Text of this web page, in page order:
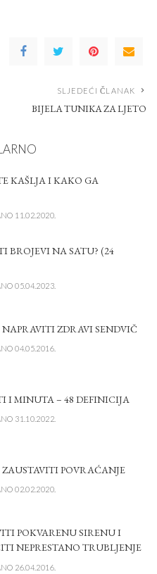
SLJEDEĆI ČLANAK
BIJELA TUNIKA ZA LJETO
KAŠLJA I KAKO GA
11.02.2020.
BROJEVI NA SATU? (24
05.04.2023.
NAPRAVITI ZDRAVI SENDVIČ
04.05.2016.
I MINUTA – 48 DEFINICIJA
31.10.2022.
POVRAĆANJE
02.02.2020.
POKVARENU SIRENU I
NEPRESTANO TRUBLJENJE
26.04.2016.